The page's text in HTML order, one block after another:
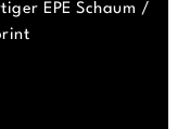
EPE Schaum /